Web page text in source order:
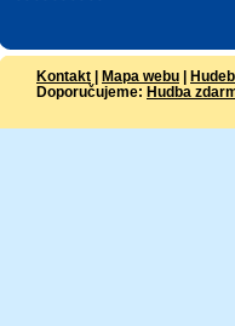
Kontakt | Mapa webu |
Doporučujeme: Hudba